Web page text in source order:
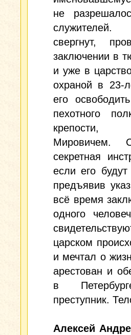
не
служителей.
свергнут,
заключении в
и уже в
охраной в 23-
его
пехотного
крепости,
Мировичем.
секретная
если его
предъявив
всё время
одного
царском
и мечтал о
арестован и
в
преступник.
Алексей